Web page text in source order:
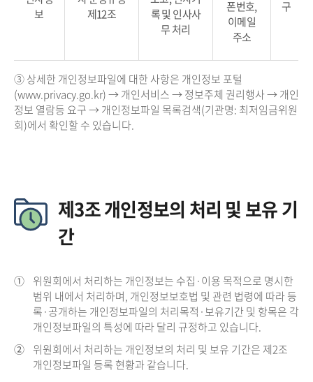
보
제12조
록 및 인사사
무 처리
폰번호,
이메일
주소
구
③ 상세한 개인정보파일에 대한 사항은 개인정보 포털
(www.privacy.go.kr) → 개인서비스 → 정보주체 권리행사 → 개인
정보 열람등 요구 → 개인정보파일 목록검색(기관명: 최저임금위원
회)에서 확인할 수 있습니다.
제3조 개인정보의 처리 및 보유 기
간
① 위원회에서 처리하는 개인정보는 수집·이용 목적으로 명시한
범위 내에서 처리하며, 개인정보보호법 및 관련 법령에 따라 등
록·공개하는 개인정보파일의 처리목적·보유기간 및 항목은 각
개인정보파일의 특성에 따라 달리 규정하고 있습니다.
② 위원회에서 처리하는 개인정보의 처리 및 보유 기간은 제2조
개인정보파일 등록 현황과 같습니다.